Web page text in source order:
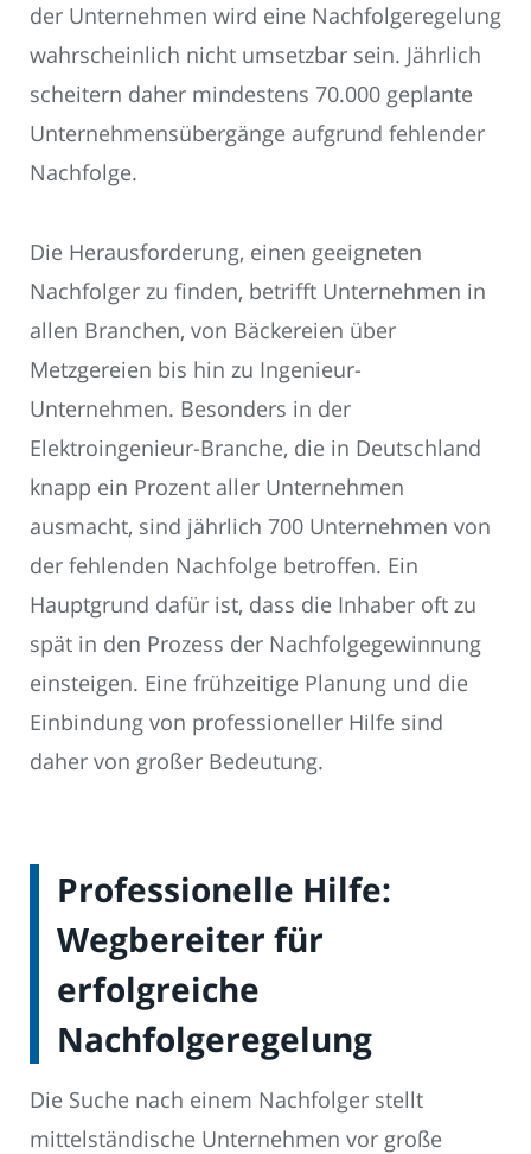
der Unternehmen wird eine Nachfolgeregelung
wahrscheinlich nicht umsetzbar sein. Jährlich
scheitern daher mindestens 70.000 geplante
Unternehmensübergänge aufgrund fehlender
Nachfolge.
Die Herausforderung, einen geeigneten
Nachfolger zu finden, betrifft Unternehmen in
allen Branchen, von Bäckereien über
Metzgereien bis hin zu Ingenieur-
Unternehmen. Besonders in der
Elektroingenieur-Branche, die in Deutschland
knapp ein Prozent aller Unternehmen
ausmacht, sind jährlich 700 Unternehmen von
der fehlenden Nachfolge betroffen. Ein
Hauptgrund dafür ist, dass die Inhaber oft zu
spät in den Prozess der Nachfolgegewinnung
einsteigen. Eine frühzeitige Planung und die
Einbindung von professioneller Hilfe sind
daher von großer Bedeutung.
Professionelle Hilfe:
Wegbereiter für
erfolgreiche
Nachfolgeregelung
Die Suche nach einem Nachfolger stellt
mittelständische Unternehmen vor große